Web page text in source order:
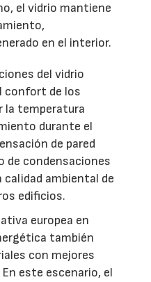
el vidrio mantiene
en el interior.
del vidrio
confort de los
la temperatura
durante el
de pared
de condensaciones
ambiental de
edificios.
europea en
también
con mejores
este escenario, el